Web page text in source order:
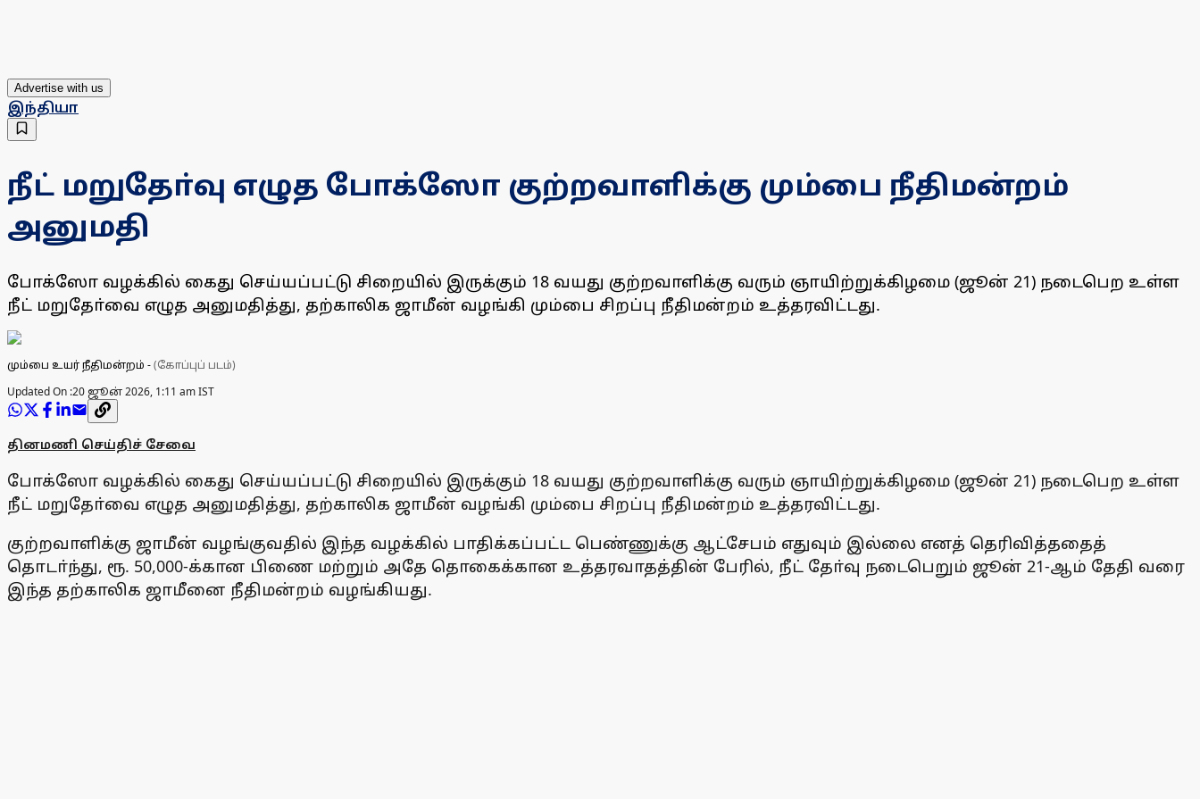
Advertise with us
இந்தியா
நீட் மறுதோ்வு எழுத போக்ஸோ குற்றவாளிக்கு மும்பை நீதிமன்றம்
அனுமதி
போக்ஸோ வழக்கில் கைது செய்யப்பட்டு சிறையில் இருக்கும் 18 வயது குற்றவாளிக்கு வரும் ஞாயிற்றுக்கிழமை (ஜூன் 21) நடைபெற உள்ள
நீட் மறுதோ்வை எழுத அனுமதித்து, தற்காலிக ஜாமீன் வழங்கி மும்பை சிறப்பு நீதிமன்றம் உத்தரவிட்டது.
மும்பை உயர் நீதிமன்றம் -(கோப்புப் படம்)
Updated On :20 ஜூன் 2026, 1:11 am IST
தினமணி செய்திச் சேவை
போக்ஸோ வழக்கில் கைது செய்யப்பட்டு சிறையில் இருக்கும் 18 வயது குற்றவாளிக்கு வரும் ஞாயிற்றுக்கிழமை (ஜூன் 21) நடைபெற உள்ள
நீட் மறுதோ்வை எழுத அனுமதித்து, தற்காலிக ஜாமீன் வழங்கி மும்பை சிறப்பு நீதிமன்றம் உத்தரவிட்டது.
குற்றவாளிக்கு ஜாமீன் வழங்குவதில் இந்த வழக்கில் பாதிக்கப்பட்ட பெண்ணுக்கு ஆட்சேபம் எதுவும் இல்லை எனத் தெரிவித்ததைத்
தொடா்ந்து, ரூ. 50,000-க்கான பிணை மற்றும் அதே தொகைக்கான உத்தரவாதத்தின் பேரில், நீட் தோ்வு நடைபெறும் ஜூன் 21-ஆம் தேதி வரை
இந்த தற்காலிக ஜாமீனை நீதிமன்றம் வழங்கியது.